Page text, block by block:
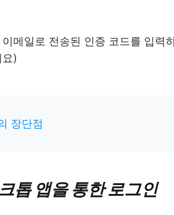
메일로 전송된 인증 코드를 입력
)
장단점
톱 앱을 통한 로그인